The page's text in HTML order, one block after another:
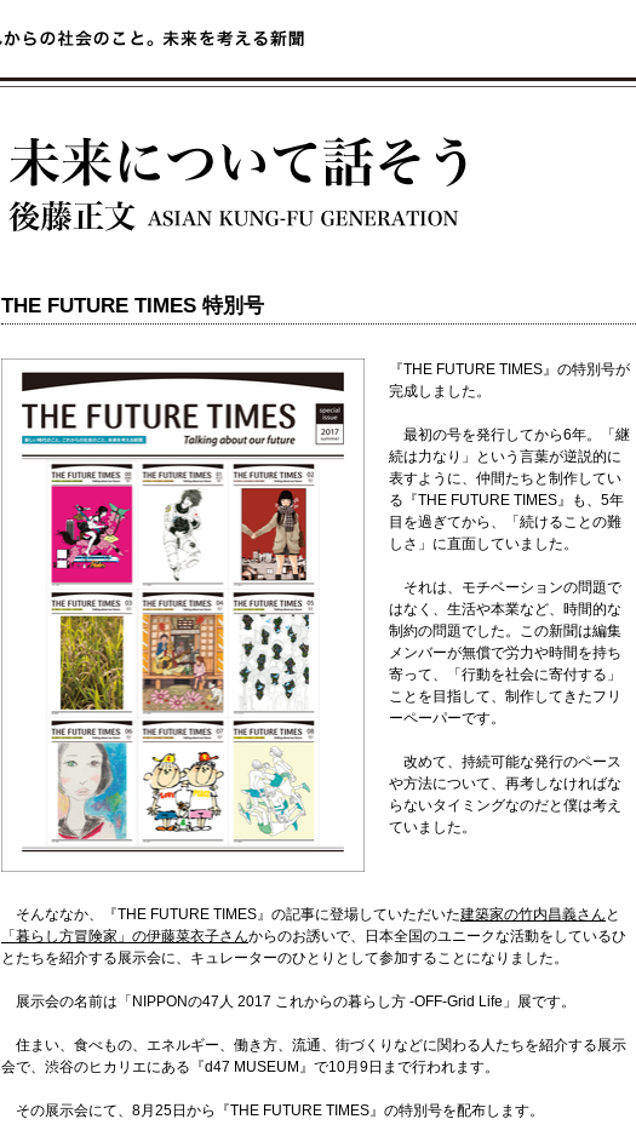
THE FUTURE TIMES 特別号
『THE FUTURE TIMES』の特別号が
完成しました。
最初の号を発行してから6年。「継
続は力なり」という言葉が逆説的に
表すように、仲間たちと制作してい
る『THE FUTURE TIMES』も、5年
目を過ぎてから、「続けることの難
しさ」に直面していました。
それは、モチベーションの問題で
はなく、生活や本業など、時間的な
制約の問題でした。この新聞は編集
メンバーが無償で労力や時間を持ち
寄って、「行動を社会に寄付する」
ことを目指して、制作してきたフリ
ーペーパーです。
改めて、持続可能な発行のペース
や方法について、再考しなければな
らないタイミングなのだと僕は考え
ていました。
そんななか、『THE FUTURE TIMES』の記事に登場していただいた建築家の竹内昌義さん と
「暮らし方冒険家」の伊藤菜衣子さんからのお誘いで、日本全国のユニークな活動をしているひ
とたちを紹介する展示会に、キュレーターのひとりとして参加することになりました。
展示会の名前は「NIPPONの47人 2017 これからの暮らし方 -OFF-Grid Life」展です。
住まい、食べもの、エネルギー、働き方、流通、街づくりなどに関わる人たちを紹介する展示
会で、渋谷のヒカリエにある『d47 MUSEUM』で10月9日まで行われます。
その展示会にて、8月25日から『THE FUTURE TIMES』の特別号を配布します。